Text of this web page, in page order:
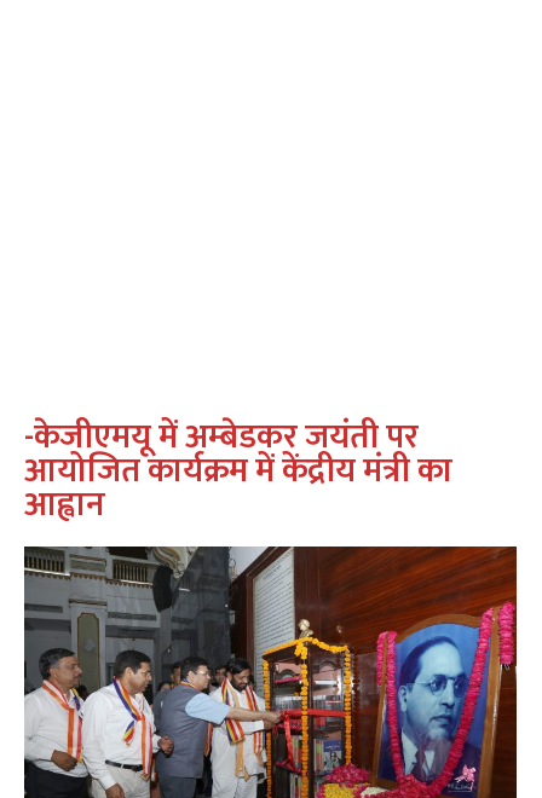
-केजीएमयू में अम्‍बेडकर जयंती पर
आयोजित कार्यक्रम में केंद्रीय मंत्री का
आह्वान